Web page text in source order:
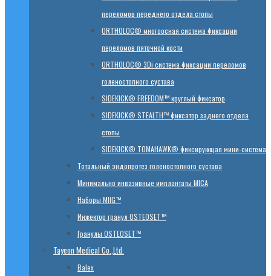
переломов переднего отдела стопы
ORTHOLOC® многоосная система фиксации
переломов пяточной кости
ORTHOLOC® 3Di система фиксации переломов
голеностопного сустава
SIDEKICK® FREEDOM™ круглый фиксатор
SIDEKICK® STEALTH™ фиксатор заднего отдела
стопы
SIDEKICK® TOMAHAWK® фиксирующая мини-система
Тотальный эндопротез голеностопного сустава
Минимально инвазивные имплантаты MICA
Наборы MIIG™
Инжектор гранул OSTEOSET™
Гранулы OSTEOSET™
Tayeon Medical Co.,Ltd.
Balex